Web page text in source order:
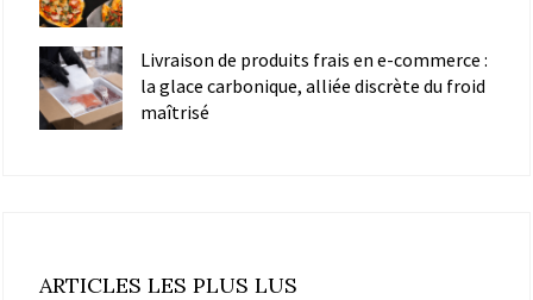
Livraison de produits frais en e-commerce :
la glace carbonique, alliée discrète du froid
maîtrisé
ARTICLES LES PLUS LUS